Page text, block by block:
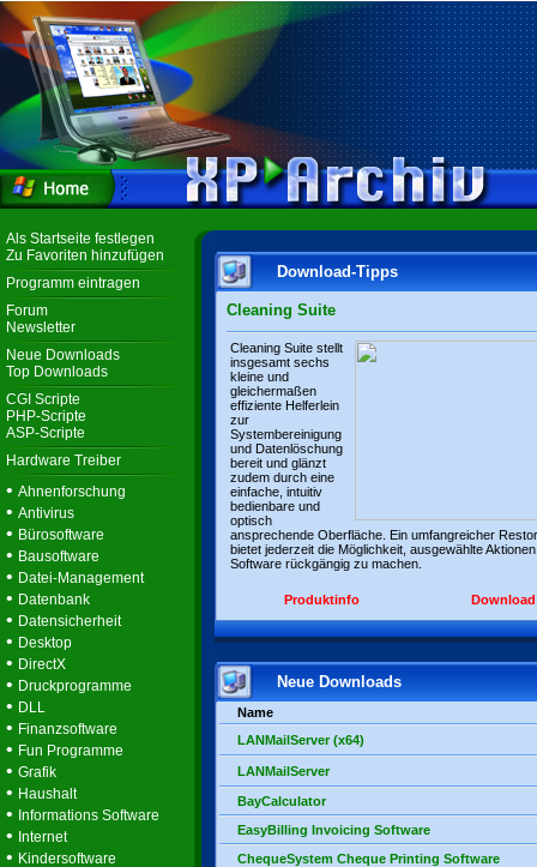
Als Startseite festlegen
Zu Favoriten hinzufügen
Programm eintragen
Forum
Newsletter
Neue Downloads
Top Downloads
CGI Scripte
PHP-Scripte
ASP-Scripte
Hardware Treiber
• Ahnenforschung
• Antivirus
• Bürosoftware
• Bausoftware
• Datei-Management
• Datenbank
• Datensicherheit
• Desktop
• DirectX
• Druckprogramme
• DLL
• Finanzsoftware
• Fun Programme
• Grafik
• Haushalt
• Informations Software
• Internet
• Kindersoftware
Download-Tipps
Cleaning Suite
Cleaning Suite stellt
insgesamt sechs
kleine und
gleichermaßen
effiziente Helferlein
zur
Systembereinigung
und Datenlöschung
bereit und glänzt
zudem durch eine
einfache, intuitiv
bedienbare und
optisch
ansprechende Oberfläche. Ein umfangreicher
bietet jederzeit die Möglichkeit, ausgewählte
Software rückgängig zu machen.
Produktinfo Download
Neue Downloads
Name
LANMailServer (x64)
LANMailServer
BayCalculator
EasyBilling Invoicing Software
ChequeSystem Cheque Printing Software